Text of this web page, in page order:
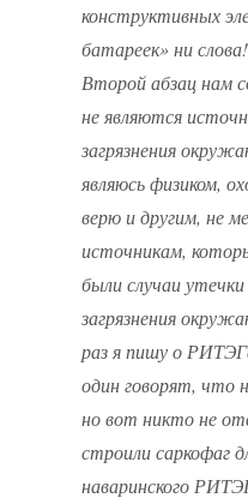
конструктивных
батареек» ни
Второй абзац нам
не являются
загрязнения
являюсь физиком,
верю и другим, не
источникам,
были случаи
загрязнения
раз я пишу о
один говорят, что
но вот никто не
строили саркофаг
наваринского